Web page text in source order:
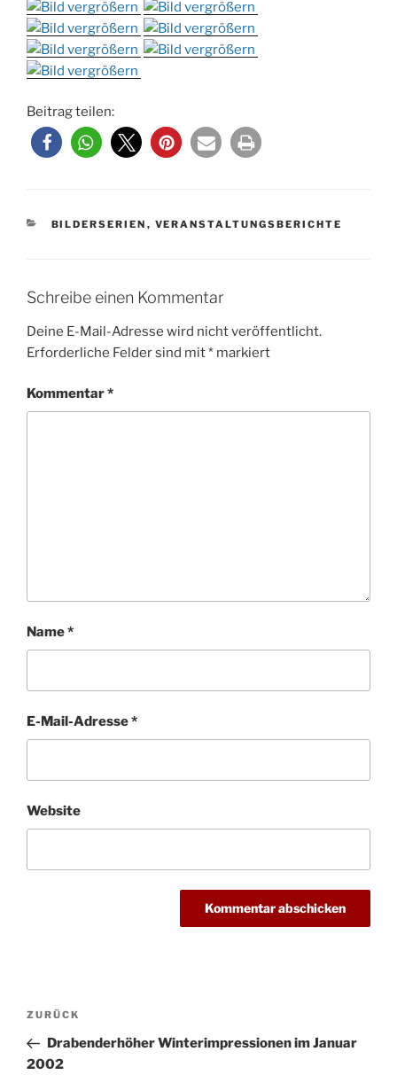
Beitrag teilen:
KATEGORIEN
BILDERSERIEN , VERANSTALTUNGSBERICHTE
Schreibe einen Kommentar
Deine E-Mail-Adresse wird nicht veröffentlicht.
Erforderliche Felder sind mit* markiert
Kommentar*
Name*
E-Mail-Adresse*
Website
Beitragsnavigation
Vorheriger
Beitrag
ZURÜCK
Drabenderhöher Winterimpressionen im Januar
2002